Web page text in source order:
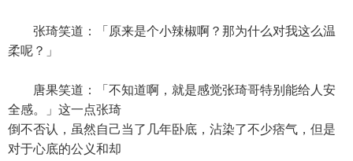
张琦笑道：「原来是个小辣椒啊？那为什么对我这么温
柔呢？」
唐果笑道：「不知道啊，就是感觉张琦哥特别能给人安
全感。」这一点张琦
倒不否认，虽然自己当了几年卧底，沾染了不少痞气，但是
对于心底的公义和却